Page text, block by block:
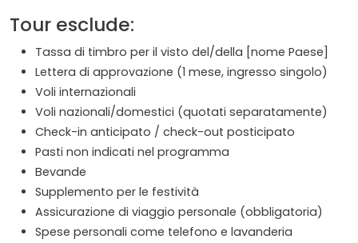
Tour esclude:
Tassa di timbro per il visto del/della [nome Paese]
Lettera di approvazione (1 mese, ingresso singolo)
Voli internazionali
Voli nazionali/domestici (quotati separatamente)
Check-in anticipato / check-out posticipato
Pasti non indicati nel programma
Bevande
Supplemento per le festività
Assicurazione di viaggio personale (obbligatoria)
Spese personali come telefono e lavanderia